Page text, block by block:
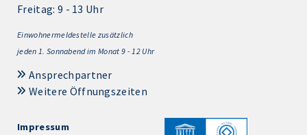
Freitag: 9 - 13 Uhr
Einwohnermeldestelle zusätzlich
jeden 1. Sonnabend im Monat 9 - 12 Uhr
Ansprechpartner
Weitere Öffnungszeiten
Impressum